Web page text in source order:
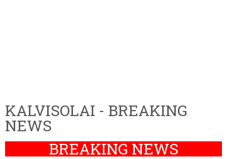
KALVISOLAI - BREAKING
NEWS
BREAKING NEWS